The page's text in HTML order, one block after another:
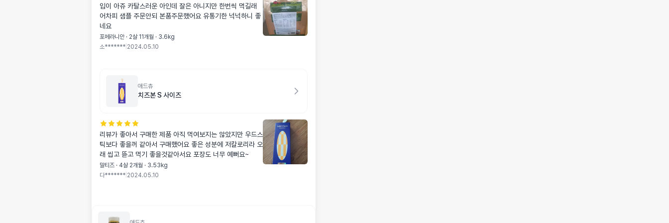
입이 아쥬 카탈스러운 아인데 잘은 아니지만 한번씩 먹길래
어차피 샘플 주문안되 본품주문했어요 유통기한 넉넉하니 좋
네요
포메라니안 · 2살 11개월 · 3.6kg
소******* 2024.05.10
애드츄
치즈본 S 사이즈
리뷰가 좋아서 구매한 제품 아직 먹여보지는 않았지만 우드스
틱보다 좋을꺼 같아서 구매했어요 좋은 성분에 저칼로리라 오
래 씹고 뜯고 먹기 좋을것같아서요 포장도 너무 예뻐요~
말티즈 · 4살 2개월 · 3.53kg
다******* 2024.05.10